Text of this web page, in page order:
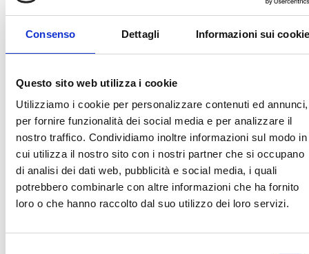
Consenso Dettagli Informazioni sui cookie
Questo sito web utilizza i cookie
Utilizziamo i cookie per personalizzare contenuti ed annunci,
per fornire funzionalità dei social media e per analizzare il
nostro traffico. Condividiamo inoltre informazioni sul modo in
cui utilizza il nostro sito con i nostri partner che si occupano
di analisi dei dati web, pubblicità e social media, i quali
potrebbero combinarle con altre informazioni che ha fornito
loro o che hanno raccolto dal suo utilizzo dei loro servizi.